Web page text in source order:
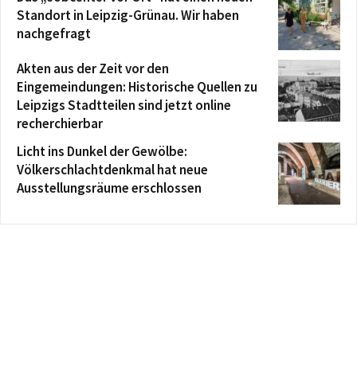
Standort in Leipzig-Grünau. Wir haben
nachgefragt
Akten aus der Zeit vor den
Eingemeindungen: Historische Quellen zu
Leipzigs Stadtteilen sind jetzt online
recherchierbar
Licht ins Dunkel der Gewölbe:
Völkerschlachtdenkmal hat neue
Ausstellungsräume erschlossen